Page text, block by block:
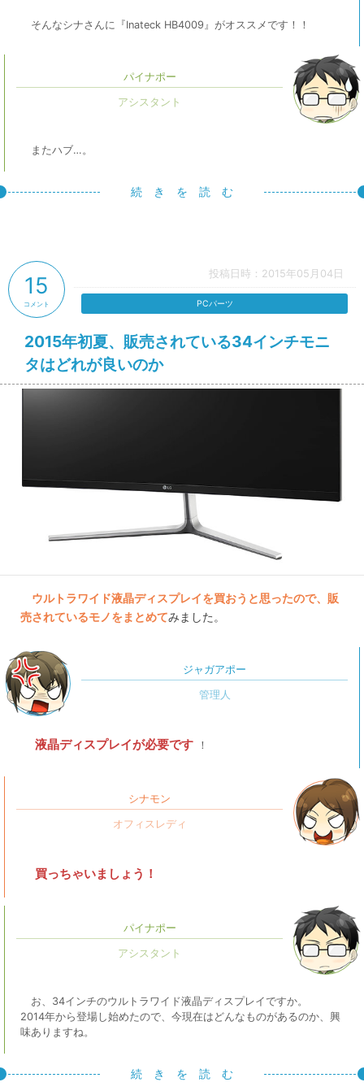
そんなシナさんに『Inateck HB4009』がオススメです！！
パイナポー
またハブ…。
続 き を 読 む
投稿日時：2015年05月04日
2015年初夏、販売されている34インチモニ
タはどれが良いのか
15
コメント PCパーツ
ウルトラワイド液晶ディスプレイを買おうと思ったので、販
売されているモノをまとめてみました。
ジャガアポー
液晶ディスプレイが必要です ！
シナモン
買っちゃいましょう！
パイナポー
お、34インチのウルトラワイド液晶ディスプレイですか。
2014年から登場し始めたので、今現在はどんなものがあるのか、興
味ありますね。
続 き を 読 む